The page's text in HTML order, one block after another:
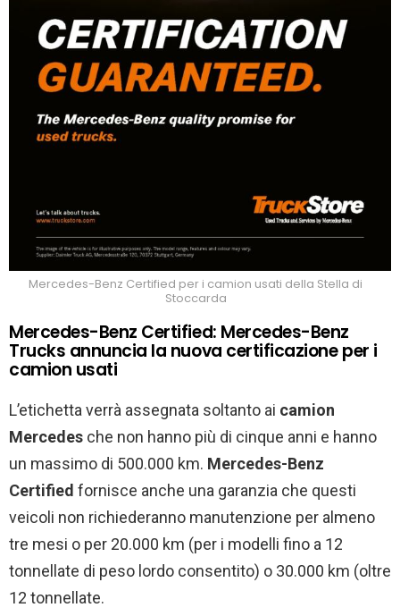
Mercedes-Benz Certified per i camion usati della Stella di
Stoccarda
Mercedes-Benz Certified: Mercedes-Benz
Trucks annuncia la nuova certificazione per i
camion usati
L’etichetta verrà assegnata soltanto ai camion
Mercedes che non hanno più di cinque anni e hanno
un massimo di 500.000 km. Mercedes-Benz
Certified fornisce anche una garanzia che questi
veicoli non richiederanno manutenzione per almeno
tre mesi o per 20.000 km (per i modelli fino a 12
tonnellate di peso lordo consentito) o 30.000 km (oltre
12 tonnellate.